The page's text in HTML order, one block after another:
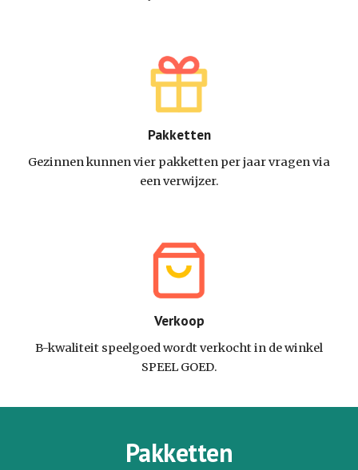
Pakketten
Gezinnen kunnen vier pakketten per jaar vragen via
een verwijzer.
Verkoop
B-kwaliteit speelgoed wordt verkocht in de winkel
SPEEL GOED.
Pakketten